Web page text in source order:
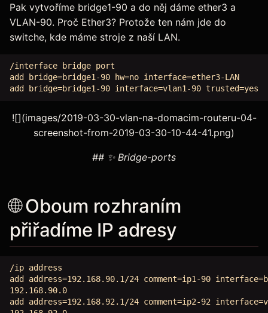
Pak vytvoříme bridge1-90 a do něj dáme ether3 a
VLAN-90. Proč Ether3? Protože ten nám jde do
switche, kde máme stroje z naší LAN.
/interface bridge port
add bridge=bridge1-90 hw=no interface=ether3-LAN
![](images/2019-03-30-vlan-na-domacim-routeru-04-
screenshot-from-2019-03-30-10-44-41.png)
## ✨ Bridge-ports
🌐 Oboum rozhraním
přiřadíme IP adresy
/ip address
add address=192.168.90.1/24 comment=ip1-90
192.168.90.0
add address=192.168.92.1/24 comment=ip2-92